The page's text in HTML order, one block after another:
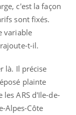
c'est la façon
sont fixés.
variable
t-il.
là. Il précise
plainte
ARS d'Ile-de-
Alpes-Côte